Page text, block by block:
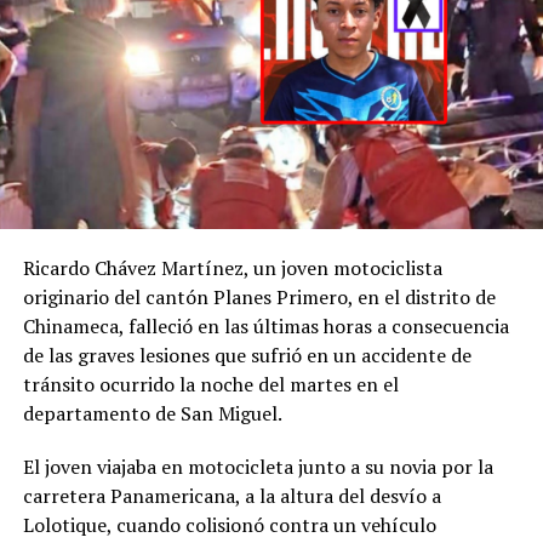
desaparición de H. D.
C., la@FGR_SVactivó
el protocolo de
búsqueda, en
coordinación con la
@PNCSV.
Afortunadamente, ha
sido localizado sin ser
víctima de ningún
delito.
pic.twitter.com/
Ricardo Chávez Martínez, un joven motociclista
originario del cantón Planes Primero, en el distrito de
Chinameca, falleció en las últimas horas a consecuencia
de las graves lesiones que sufrió en un accidente de
tránsito ocurrido la noche del martes en el
departamento de San Miguel.
El joven viajaba en motocicleta junto a su novia por la
carretera Panamericana, a la altura del desvío a
Lolotique, cuando colisionó contra un vehículo